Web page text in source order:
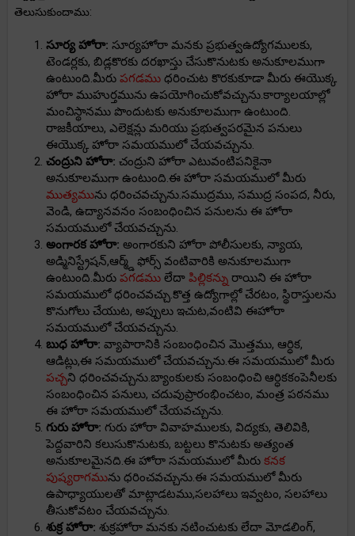
తెలుసుకుందాము:
సూర్య హోరా: సూర్యహోరా మనకు ప్రభుత్వఉద్యోగములకు,
టెండర్లకు, బిడ్లకొరకు దరఖాస్తు చేసుకొనుటకు అనుకూలముగా
ఉంటుంది.మీరు పగడము ధరించుట కొరకుకూడా మీరు ఈయొక్క
హోరా ముహుర్తమును ఉపయోగించుకోవచ్చును.కార్యాలయాల్లో
మంచిస్థానము పొందుటకు అనుకూలముగా ఉంటుంది.
రాజకీయాలు, ఎలెక్షన్లు మరియు ప్రభుత్వపరమైన పనులు
ఈయొక్క హోరా సమయములో చేయవచ్చును.
చంద్రుని హోరా: చంద్రుని హోరా ఎటువంటిపనికైనా
అనుకూలముగా ఉంటుంది.ఈ హోరా సమయములో మీరు
ముత్యమును ధరించవచ్చును.సముద్రము, సముద్ర సంపద, నీరు,
వెండి, ఉద్యానవనం సంబంధించిన పనులను ఈ హోరా
సమయములో చేయవచ్చును.
అంగారక హోరా: అంగారకుని హోరా పోలీసులకు, న్యాయ,
అడ్మినిస్ట్రేషన్,ఆర్మ్డ్ ఫోర్స్ వంటివారికి అనుకూలముగా
ఉంటుంది.మీరు పగడము లేదా పిల్లికన్ను రాయిని ఈ హోరా
సమయములో ధరించవచ్చు.కొత్త ఉద్యోగాల్లో చేరటం, స్థిరాస్తులను
కొనుగోలు చేయుట, అప్పులు ఇచుట,వంటివి ఈహోరా
సమయములో చేయవచ్చును.
బుధ హోరా: వ్యాపారానికి సంబంధించిన మొత్తము, ఆర్ధిక,
ఆడిట్లు,ఈ సమయములో చేయవచ్చును.ఈ సమయములో మీరు
పచ్చని ధరించవచ్చును.బ్యాంకులకు సంబంధించి ఆర్ధికకంపెనీలకు
సంబంధించిన పనులు, చదువుప్రారంభించటం, మంత్ర పఠనము
ఈ హోరా సమయములో చేయవచ్చును.
గురు హోరా: గురు హోరా వివాహములకు, విద్యకు, తెలివికి,
పెద్దవారిని కలుసుకొనుటకు, బట్టలు కొనుటకు అత్యంత
అనుకూలమైనది.ఈ హోరా సమయములో మీరు కనక
పుష్యరాగమును ధరించవచ్చును.ఈ సమయములో మీరు
ఉపాధ్యాయులతో మాట్లాడటము,సలహాలు ఇవ్వటం, సలహాలు
తీసుకోవటం చేయవచ్చును.
శుక్ర హోరా: శుక్రహోరా మనకు నటించుటకు లేదా మోడలింగ్,